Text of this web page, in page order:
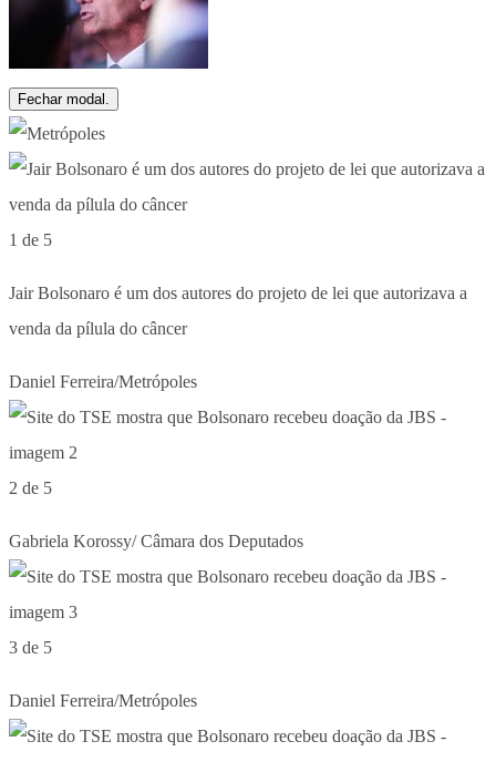
Fechar modal.
1 de 5
Jair Bolsonaro é um dos autores do projeto de lei que autorizava a
venda da pílula do câncer
Daniel Ferreira/Metrópoles
2 de 5
Gabriela Korossy/ Câmara dos Deputados
3 de 5
Daniel Ferreira/Metrópoles